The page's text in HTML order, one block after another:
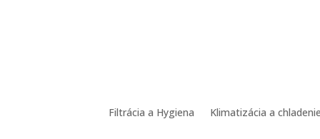
Filtrácia a Hygiena Klimatizácia a